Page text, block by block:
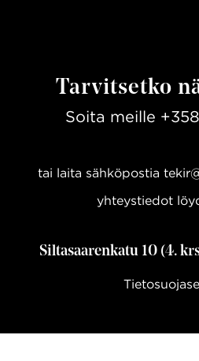
Tarvitsetko
Soita meille
tai laita sähköpostia
yhteystiedot
Siltasaarenkatu 10 (4.